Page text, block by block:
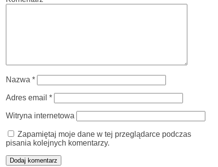
Nazwa *
Adres email *
Witryna internetowa
Zapamiętaj moje dane w tej przeglądarce podczas
pisania kolejnych komentarzy.